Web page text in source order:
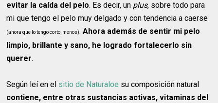
evitar la caída del pelo. Es decir, un plus, sobre todo para
mi que tengo el pelo muy delgado y con tendencia a caerse
(ahora que lo tengo corto, menos).Ahora además de sentir mi pelo
limpio, brillante y sano, he logrado fortalecerlo sin
querer.
Según leí en el sitio de Naturaloe su composición natural
contiene, entre otras sustancias activas, vitaminas del